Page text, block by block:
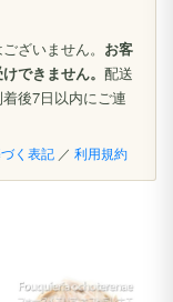
ざいません。 お客
できません。 配送
後7日以内にご連
く表記 ／ 利用規約